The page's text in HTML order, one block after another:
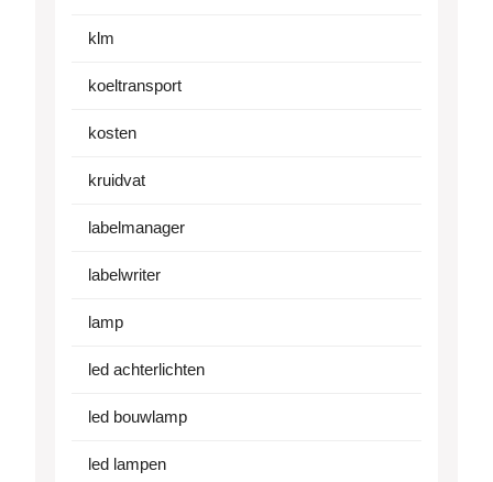
klm
koeltransport
kosten
kruidvat
labelmanager
labelwriter
lamp
led achterlichten
led bouwlamp
led lampen